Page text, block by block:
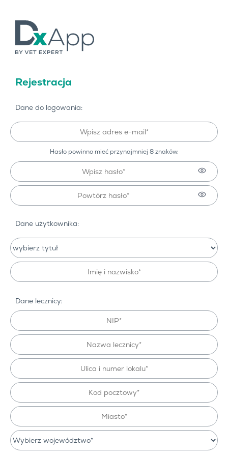
Rejestracja
Dane do logowania:
Hasło powinno mieć przynajmniej 8 znaków:
Dane użytkownika:
Dane lecznicy: